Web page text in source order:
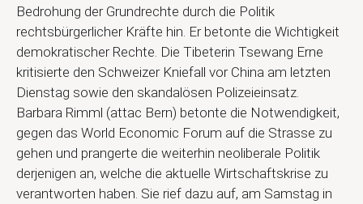
Bedrohung der Grundrechte durch die Politik
rechtsbürgerlicher Kräfte hin. Er betonte die Wichtigkeit
demokratischer Rechte. Die Tibeterin Tsewang Erne
kritisierte den Schweizer Kniefall vor China am letzten
Dienstag sowie den skandalösen Polizeieinsatz.
Barbara Rimml (attac Bern) betonte die Notwendigkeit,
gegen das World Economic Forum auf die Strasse zu
gehen und prangerte die weiterhin neoliberale Politik
derjenigen an, welche die aktuelle Wirtschaftskrise zu
verantworten haben. Sie rief dazu auf, am Samstag in